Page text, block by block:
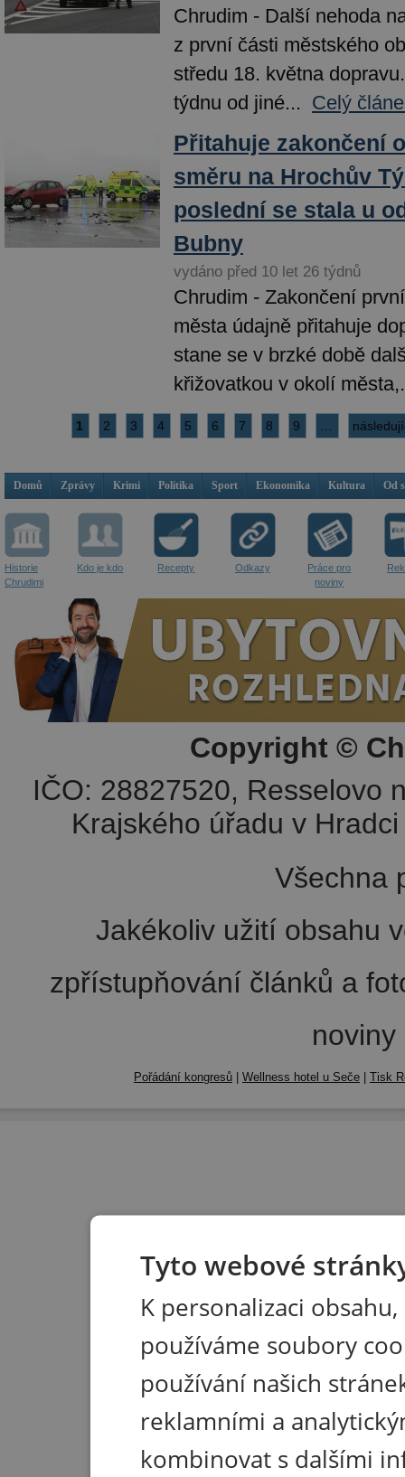
Chrudim - Další nehoda
z první části městského
středu 18. května
týdnu od jiné... Celý
Přitahuje zakončení
směru na Hrochův
poslední se stala u
Bubny
vydáno před 10 let 26 týdnů
Chrudim - Zakončení
města údajně přitahuje
stane se v brzké době
křižovatkou v okolí
1 2 3 4 5 6 7 8 9
Domů Zprávy Krimi Politika Sport Ekonomika Kultura Od
Historie
Chrudimi
Kdo je kdo Recepty Odkazy
Práce pro
noviny
Copyright ©
IČO: 28827520, Resselovo
Krajského úřadu v
Všechna
Jakékoliv užití obsahu
zpřístupňování článků a
Pořádání kongresů | Wellness hotel u Seče | Tisk
Tyto webové
K personalizaci
používáme soubory
používání našich
reklamními a
kombinovat s dalšími